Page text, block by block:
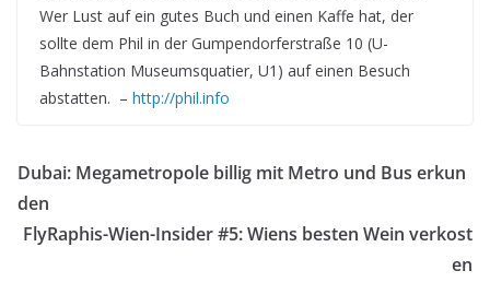
Wer Lust auf ein gutes Buch und einen Kaffe hat, der
sollte dem Phil in der Gumpendorferstraße 10 (U-
Bahnstation Museumsquatier, U1) auf einen Besuch
abstatten. – http://phil.info
Dubai: Megametropole billig mit Metro und Bus erkun
den
FlyRaphis-Wien-Insider #5: Wiens besten Wein verkost
en